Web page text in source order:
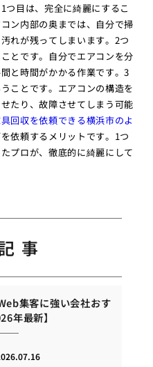
つ目は、完全に綺麗にするこ
ン内部の奥までは、自分で掃
れが残ってしまいます。2つ
とです。自分でエアコンを分
と時間がかかる作業です。3
ことです。エアコンの構造を
たり、故障させてしまう可能
回収を依頼できる横浜市のよ
依頼するメリットです。1つ
プロが、徹底的に綺麗にして
事
集客に強い会社おす
年最新】